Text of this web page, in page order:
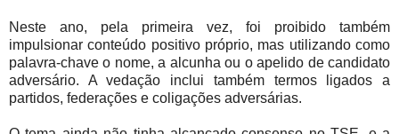
Neste ano, pela primeira vez, foi proibido também
impulsionar conteúdo positivo próprio, mas utilizando como
palavra-chave o nome, a alcunha ou o apelido de candidato
adversário. A vedação inclui também termos ligados a
partidos, federações e coligações adversárias.